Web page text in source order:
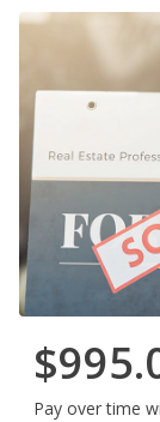
Pay over time